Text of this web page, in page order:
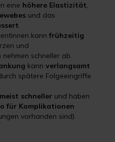
eine höhere Elastizität,
und das
.
kannfrühzeitig
und
schneller ab.
kannverlangsamt
spätere Folgeeingriffe
schneller und haben
für Komplikationen
vorhanden sind).